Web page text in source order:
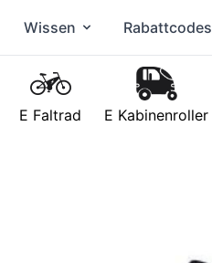
Wissen Rabattcodes
E Faltrad E Kabinenroller